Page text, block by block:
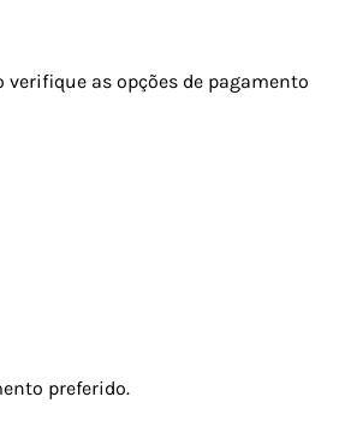
as opções de pagamento
preferido.